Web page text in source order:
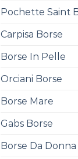
Pochette Saint
Carpisa Borse
Borse In Pelle
Orciani Borse
Borse Mare
Gabs Borse
Borse Da Donna